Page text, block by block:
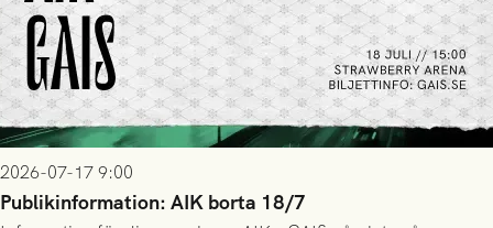
2026-07-17 9:00
Publikinformation: AIK borta 18/7